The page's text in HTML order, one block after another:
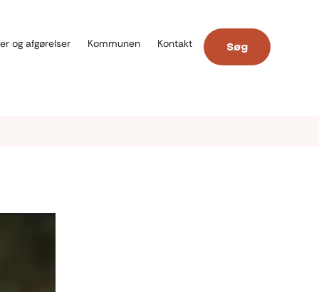
og afgørelser Kommunen Kontakt Søg